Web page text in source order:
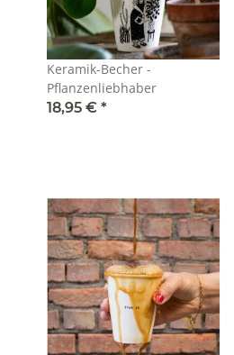
Keramik-Becher -
Pflanzenliebhaber
18,95 € *